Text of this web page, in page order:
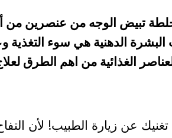
تبيض الوجه من عنصرين من
الدهنية هي سوء التغذية
الغذائية من اهم الطرق
عن زيارة الطبيب! لأن